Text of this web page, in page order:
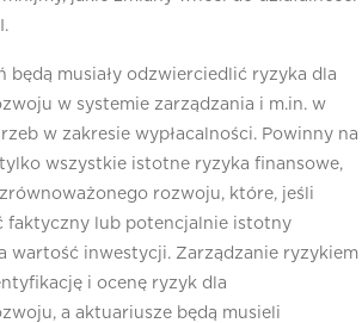
będą musiały odzwierciedlić ryzyka dla
w systemie zarządzania i m.in. w
w zakresie wypłacalności. Powinny na
wszystkie istotne ryzyka finansowe,
rozwoju, które, jeśli
faktyczny lub potencjalnie istotny
wartość inwestycji. Zarządzanie ryzykiem
i ocenę ryzyk dla
a aktuariusze będą musieli